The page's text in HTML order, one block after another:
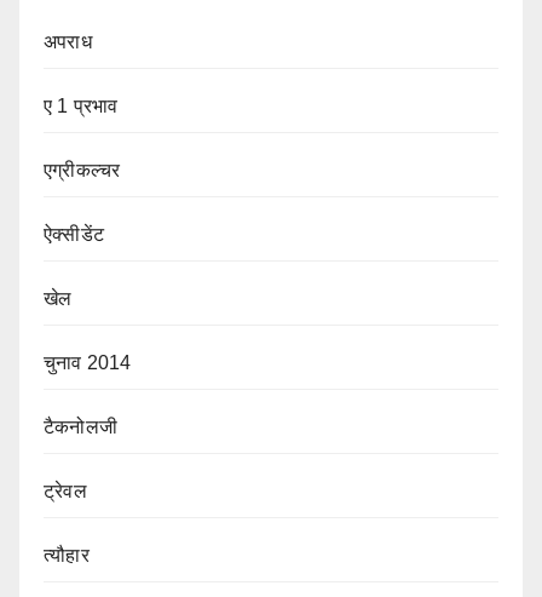
अपराध
ए 1 प्रभाव
एग्रीकल्चर
ऐक्सीडेंट
खेल
चुनाव 2014
टैकनोलजी
ट्रेवल
त्यौहार